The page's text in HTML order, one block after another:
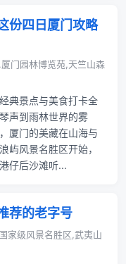
份四日厦门攻略
门园林博览苑,天竺山森
典景点与美食打卡全
声到雨林世界的雾
厦门的美藏在山海与
屿风景名胜区开始，
仔后沙滩听...
荐的老字号
家级风景名胜区,武夷山